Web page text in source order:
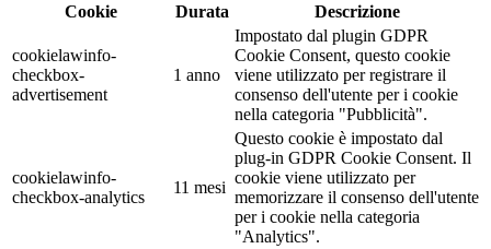
Cookie
Durata Descrizione
cookielawinfo-
checkbox-
advertisement
1 anno
Impostato dal plugin GDPR
Cookie Consent, questo cookie
viene utilizzato per registrare il
consenso dell'utente per i cookie
nella categoria "Pubblicità".
cookielawinfo-
checkbox-analytics
11 mesi
Questo cookie è impostato dal
plug-in GDPR Cookie Consent. Il
cookie viene utilizzato per
memorizzare il consenso dell'utente
per i cookie nella categoria
"Analytics".